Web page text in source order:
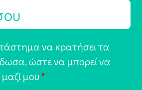
να κρατήσει τα
ώστε να μπορεί να
μου *